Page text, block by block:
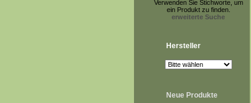
Verwenden Sie Stichworte, um
ein Produkt zu finden.
erweiterte Suche
Hersteller
Neue Produkte